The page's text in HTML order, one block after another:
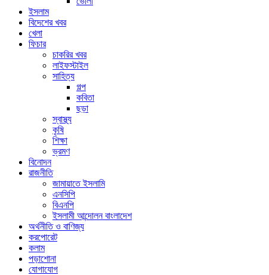
ইসলাম
বিদেশের খবর
খেলা
ফিচার
চাকরির খবর
লাইফস্টাইল
সাহিত্য
গল্প
কবিতা
ছড়া
স্বাস্থ্য
কৃষি
শিক্ষা
ভ্রমণ
বিনোদন
রাজনীতি
জামায়াতে ইসলামি
এনসিপি
বিএনপি
ইসলামী আন্দোলন বাংলাদেশ
অর্থনীতি ও বাণিজ্য
করপোরেট
কলাম
পড়াশোনা
যোগাযোগ